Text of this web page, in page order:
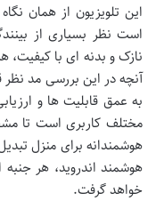
این تلویزیون از همان
است نظر بسیاری از
نازک و بدنه ای با کیفیت،
آنچه در این بررسی مد نظر
به عمق قابلیت ها و
مختلف کاربری است تا
هوشمند اندروید، هر جنبه
خواهد گرفت.